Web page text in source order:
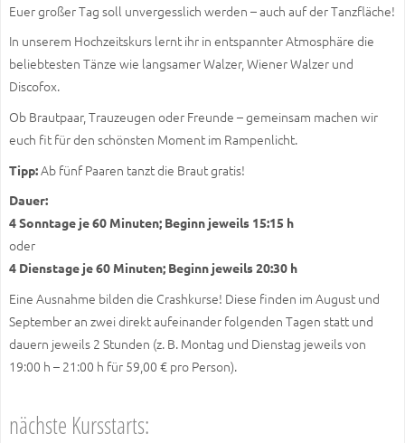
Euer großer Tag soll unvergesslich werden – auch auf der Tanzfläche!
In unserem Hochzeitskurs lernt ihr in entspannter Atmosphäre die
beliebtesten Tänze wie langsamer Walzer, Wiener Walzer und
Discofox.
Ob Brautpaar, Trauzeugen oder Freunde – gemeinsam machen wir
euch fit für den schönsten Moment im Rampenlicht.
Tipp:Ab fünf Paaren tanzt die Braut gratis!
Dauer:
4 Sonntage je 60 Minuten; Beginn jeweils 15:15 h
oder
4 Dienstage je 60 Minuten; Beginn jeweils 20:30 h
Eine Ausnahme bilden die Crashkurse! Diese finden im August und
September an zwei direkt aufeinander folgenden Tagen statt und
dauern jeweils 2 Stunden (z. B. Montag und Dienstag jeweils von
19:00 h – 21:00 h für 59,00 € pro Person).
nächste Kursstarts: